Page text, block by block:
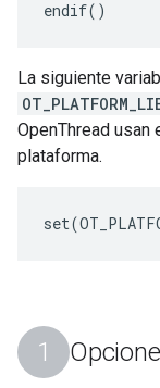
La siguiente
OpenThread usan
plataforma.